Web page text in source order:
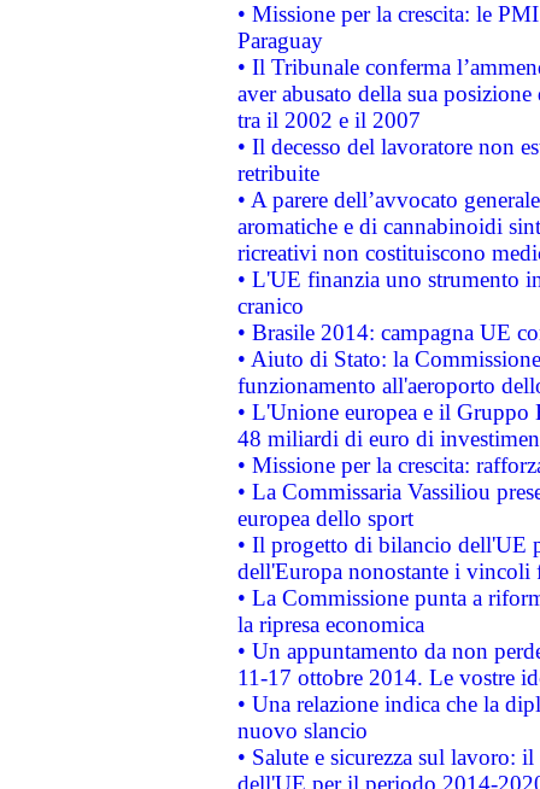
• Missione per la crescita: le
Paraguay
• Il Tribunale conferma
aver abusato della sua
tra il 2002 e il 2007
• Il decesso del lavoratore non
retribuite
• A parere dell’avvocato
aromatiche e di cannabinoidi
ricreativi non costituiscono
• L'UE finanzia uno strumento
cranico
• Brasile 2014: campagna UE
• Aiuto di Stato: la
funzionamento all'aeroporto
• L'Unione europea e il
48 miliardi di euro di
• Missione per la crescita:
• La Commissaria Vassiliou
europea dello sport
• Il progetto di bilancio dell'UE
dell'Europa nonostante i vincoli
• La Commissione punta a
la ripresa economica
• Un appuntamento da non
11-17 ottobre 2014. Le vostre
• Una relazione indica che la
nuovo slancio
• Salute e sicurezza sul lavoro:
dell'UE per il periodo 2014-